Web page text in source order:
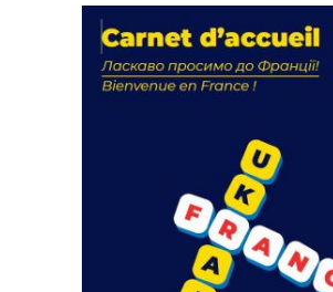
actions
18 septembre 2023
Latest PostsCOMMUNIQUÉ DE PRESSE